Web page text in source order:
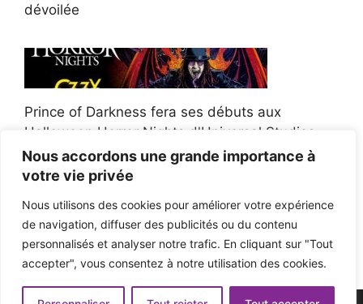
Nous accordons une grande importance à
votre vie privée
Nous utilisons des cookies pour améliorer votre expérience
de navigation, diffuser des publicités ou du contenu
personnalisés et analyser notre trafic. En cliquant sur "Tout
accepter", vous consentez à notre utilisation des cookies.
dévoilée
Prince of Darkness fera ses débuts aux
Halloween Horror Nights d'Universal Studios
Afroman poursuit un policier de l'Ohio après la
victoire du jury en diffamation